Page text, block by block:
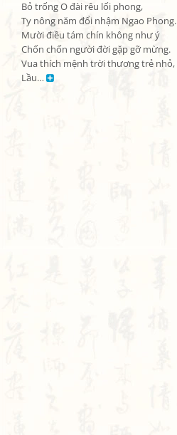
Bỏ trống O đài rêu lối phong,
Ty nông năm đổi nhậm Ngao Phong.
Mười điều tám chín không như ý
Chốn chốn người đời gặp gỡ mừng.
Vua thích mệnh trời thương trẻ nhỏ,
Lầu…